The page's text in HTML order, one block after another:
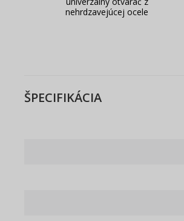
nehrdzavejúcej ocele
ŠPECIFIKÁCIA